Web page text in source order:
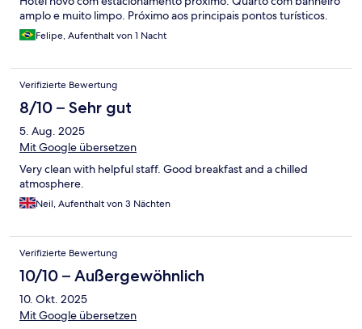
amplo e muito limpo. Próximo aos principais pontos turísticos.
Felipe, Aufenthalt von 1 Nacht
Verifizierte Bewertung
8/10 – Sehr gut
5. Aug. 2025
Mit Google übersetzen
Very clean with helpful staff. Good breakfast and a chilled
atmosphere.
Neil, Aufenthalt von 3 Nächten
Verifizierte Bewertung
10/10 – Außergewöhnlich
10. Okt. 2025
Mit Google übersetzen